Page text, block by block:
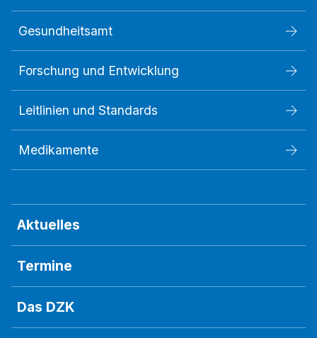
Gesundheitsamt
Forschung und Entwicklung
Leitlinien und Standards
Medikamente
Aktuelles
Termine
Das DZK